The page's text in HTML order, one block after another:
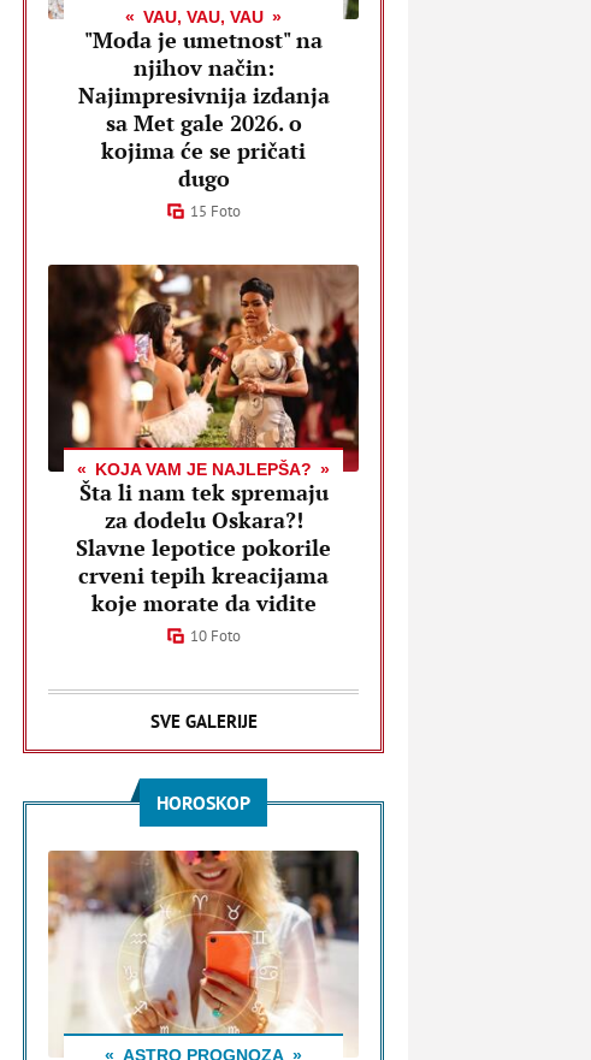
VAU, VAU, VAU
"Moda je umetnost" na
njihov način:
Najimpresivnija izdanja
sa Met gale 2026. o
kojima će se pričati
dugo
15 Foto
KOJA VAM JE NAJLEPŠA?
Šta li nam tek spremaju
za dodelu Oskara?!
Slavne lepotice pokorile
crveni tepih kreacijama
koje morate da vidite
10 Foto
SVE GALERIJE
HOROSKOP
ASTRO PROGNOZA